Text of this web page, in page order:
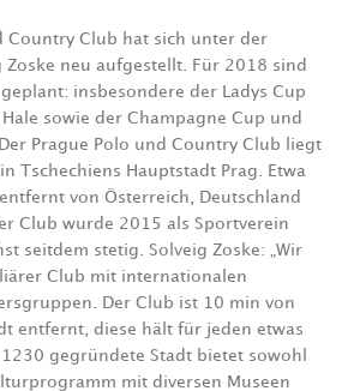
Country Club hat sich unter der
Zoske neu aufgestellt. Für 2018 sind
insbesondere der Ladys Cup
sowie der Champagne Cup und
Prague Polo und Country Club liegt
Tschechiens Hauptstadt Prag. Etwa
von Österreich, Deutschland
Club wurde 2015 als Sportverein
seitdem stetig. Solveig Zoske: „Wir
Club mit internationalen
Der Club ist 10 min von
entfernt, diese hält für jeden etwas
1230 gegründete Stadt bietet sowohl
mit diversen Museen